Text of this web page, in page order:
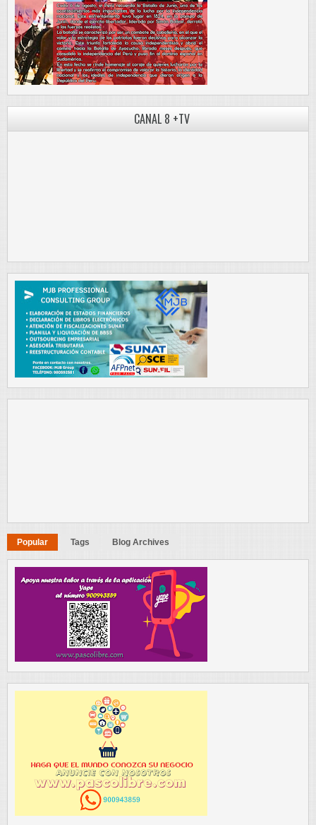
CANAL 8 +TV
Popular Tags Blog Archives